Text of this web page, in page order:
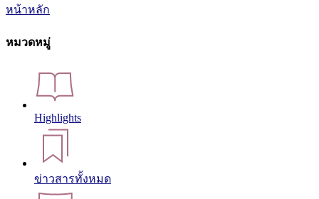
หน้าหลัก
หมวดหมู่
Highlights
ข่าวสารทั้งหมด